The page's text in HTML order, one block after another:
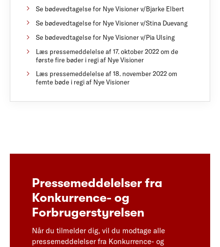
Se bødevedtagelse for Nye Visioner v/Bjarke Elbert
Se bødevedtagelse for Nye Visioner v/Stina Duevang
Se bødevedtagelse for Nye Visioner v/Pia Ulsing
Læs pressemeddelelse af 17. oktober 2022 om de
første fire bøder i regi af Nye Visioner
Læs pressemeddelelse af 18. november 2022 om
femte bøde i regi af Nye Visioner
Pressemeddelelser fra
Konkurrence- og
Forbrugerstyrelsen
Når du tilmelder dig, vil du modtage alle
pressemeddelelser fra Konkurrence- og